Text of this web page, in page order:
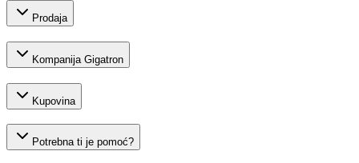
Prodaja
Kompanija Gigatron
Kupovina
Potrebna ti je pomoć?